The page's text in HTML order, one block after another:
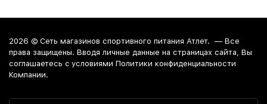
2026 © Сеть магазинов спортивного питания Атлет. — Все
права защищены. Вводя личные данные на страницах сайта, Вы
соглашаетесь c условиями Политики конфиденциальности
Компании.